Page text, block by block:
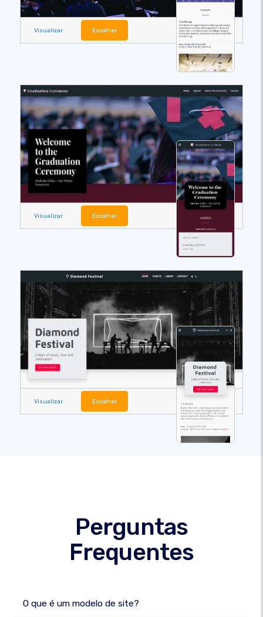
Visualizar Escolher
Visualizar Escolher
Visualizar Escolher
Perguntas
Frequentes
O que é um modelo de site?